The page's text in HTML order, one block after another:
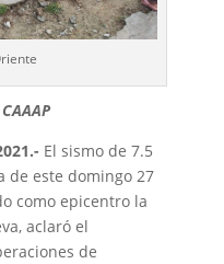
El sismo de 7.5
de este domingo 27
como epicentro la
aclaró el
de